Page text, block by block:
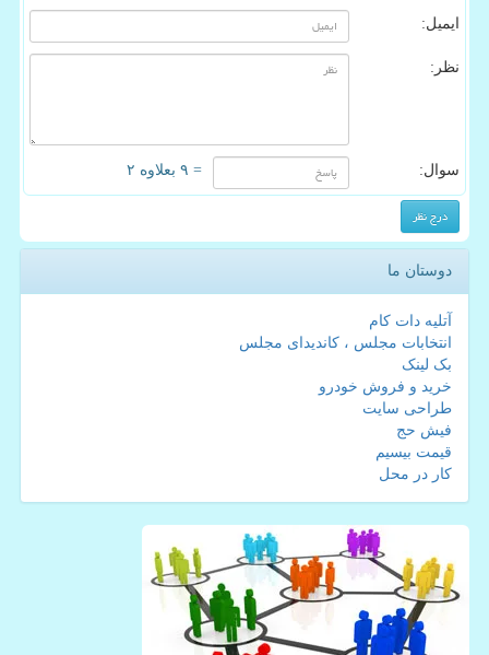
ایمیل:
نظر:
سوال: = ۹ بعلاوه ۲
دوستان ما
آتلیه دات کام
انتخابات مجلس ، کاندیدای مجلس
بک لینک
خرید و فروش خودرو
طراحی سایت
فیش حج
قیمت بیسیم
کار در محل